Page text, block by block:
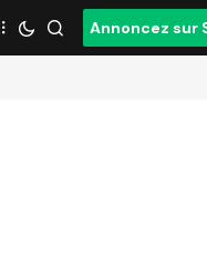
Annoncez sur